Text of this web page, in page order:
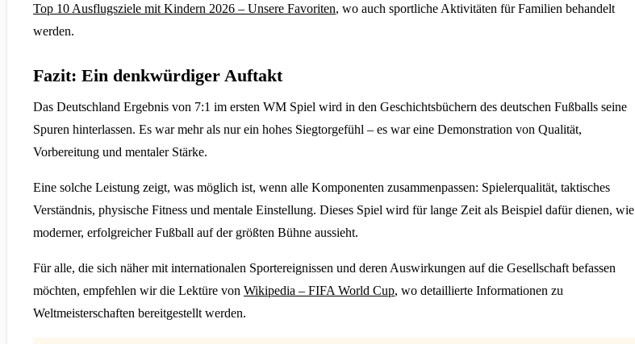
Top 10 Ausflugsziele mit Kindern 2026 – Unsere Favoriten, wo auch sportliche Aktivitäten für Familien behandelt
werden.
Fazit: Ein denkwürdiger Auftakt
Das Deutschland Ergebnis von 7:1 im ersten WM Spiel wird in den Geschichtsbüchern des deutschen Fußballs seine
Spuren hinterlassen. Es war mehr als nur ein hohes Siegtorgefühl – es war eine Demonstration von Qualität,
Vorbereitung und mentaler Stärke.
Eine solche Leistung zeigt, was möglich ist, wenn alle Komponenten zusammenpassen: Spielerqualität, taktisches
Verständnis, physische Fitness und mentale Einstellung. Dieses Spiel wird für lange Zeit als Beispiel dafür dienen, wie
moderner, erfolgreicher Fußball auf der größten Bühne aussieht.
Für alle, die sich näher mit internationalen Sportereignissen und deren Auswirkungen auf die Gesellschaft befassen
möchten, empfehlen wir die Lektüre von Wikipedia – FIFA World Cup, wo detaillierte Informationen zu
Weltmeisterschaften bereitgestellt werden.